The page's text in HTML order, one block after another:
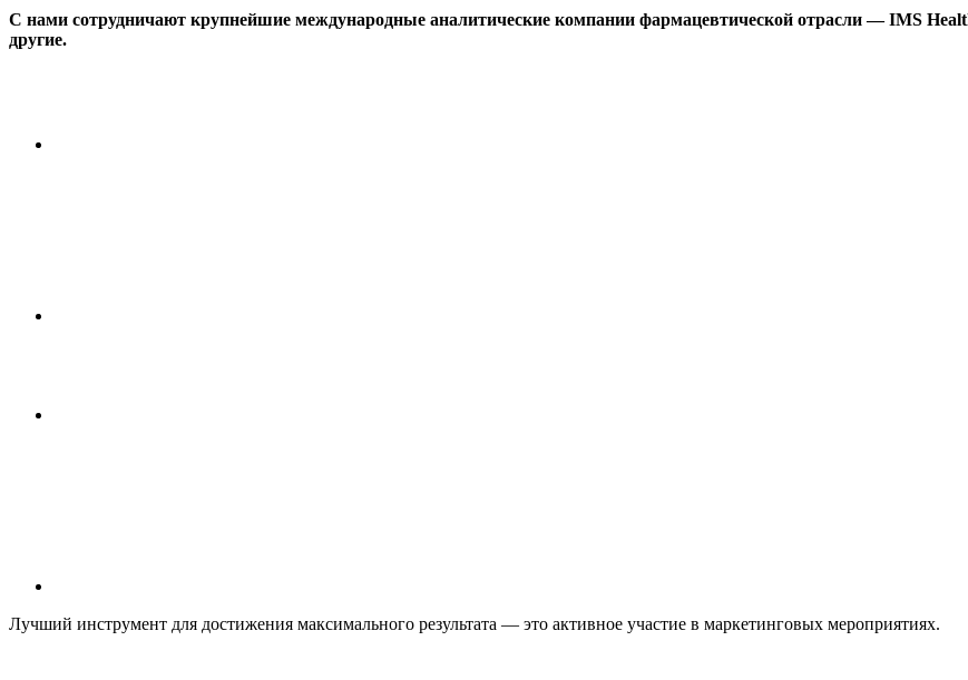
С нами сотрудничают крупнейшие международные аналитические компании фармацевтической отрасли — IMS
другие.
Лучший инструмент для достижения максимального результата — это активное участие в маркетинговых мероприятиях.